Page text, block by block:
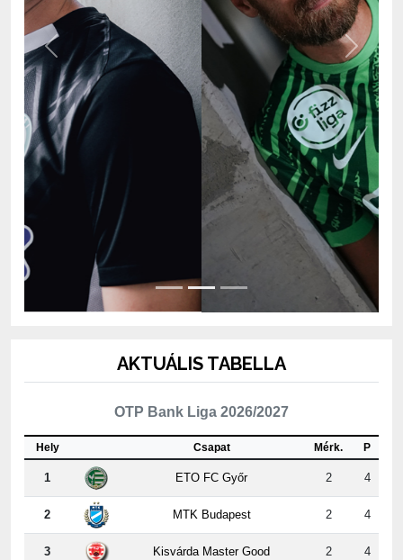
Previous Next
OTP Bank Liga 2026/2027
Csapat
1 ETO FC Győr 2 4
2 MTK Budapest 2 4
3 Kisvárda Master Good 2 4
4 Újpest FC 2 3